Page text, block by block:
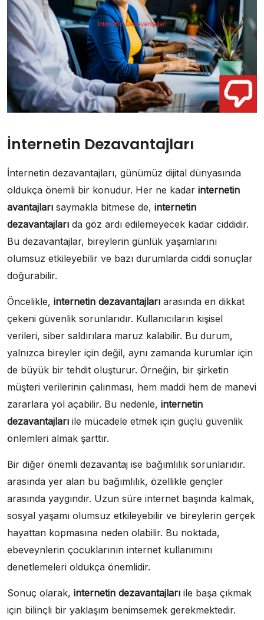
İnternetin Dezavantajları
İnternetin dezavantajları, günümüz dijital dünyasında
oldukça önemli bir konudur. Her ne kadar internetin
avantajları saymakla bitmese de, internetin
dezavantajları da göz ardı edilemeyecek kadar ciddidir.
Bu dezavantajlar, bireylerin günlük yaşamlarını
olumsuz etkileyebilir ve bazı durumlarda ciddi sonuçlar
doğurabilir.
Öncelikle, internetin dezavantajları arasında en dikkat
çekeni güvenlik sorunlarıdır. Kullanıcıların kişisel
verileri, siber saldırılara maruz kalabilir. Bu durum,
yalnızca bireyler için değil, aynı zamanda kurumlar için
de büyük bir tehdit oluşturur. Örneğin, bir şirketin
müşteri verilerinin çalınması, hem maddi hem de manevi
zararlara yol açabilir. Bu nedenle, internetin
dezavantajları ile mücadele etmek için güçlü güvenlik
önlemleri almak şarttır.
Bir diğer önemli dezavantaj ise bağımlılık sorunlarıdır.
arasında yer alan bu bağımlılık, özellikle gençler
arasında yaygındır. Uzun süre internet başında kalmak,
sosyal yaşamı olumsuz etkileyebilir ve bireylerin gerçek
hayattan kopmasına neden olabilir. Bu noktada,
ebeveynlerin çocuklarının internet kullanımını
denetlemeleri oldukça önemlidir.
Sonuç olarak, internetin dezavantajları ile başa çıkmak
için bilinçli bir yaklaşım benimsemek gerekmektedir.